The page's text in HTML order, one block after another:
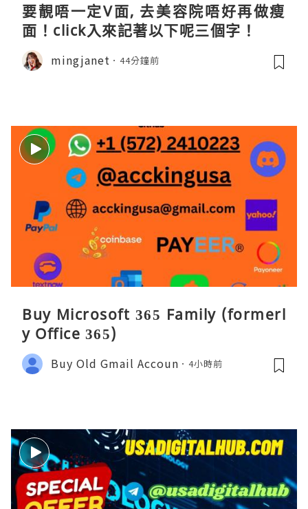
要靚唔一定V面, 去美容院唔好再做瘦
面！click入來記著以下呢三個字！
mingjanet 44分鐘前
Buy Microsoft 365 Family (formerl
y Office 365)
Buy Old Gmail Accoun 4小時前